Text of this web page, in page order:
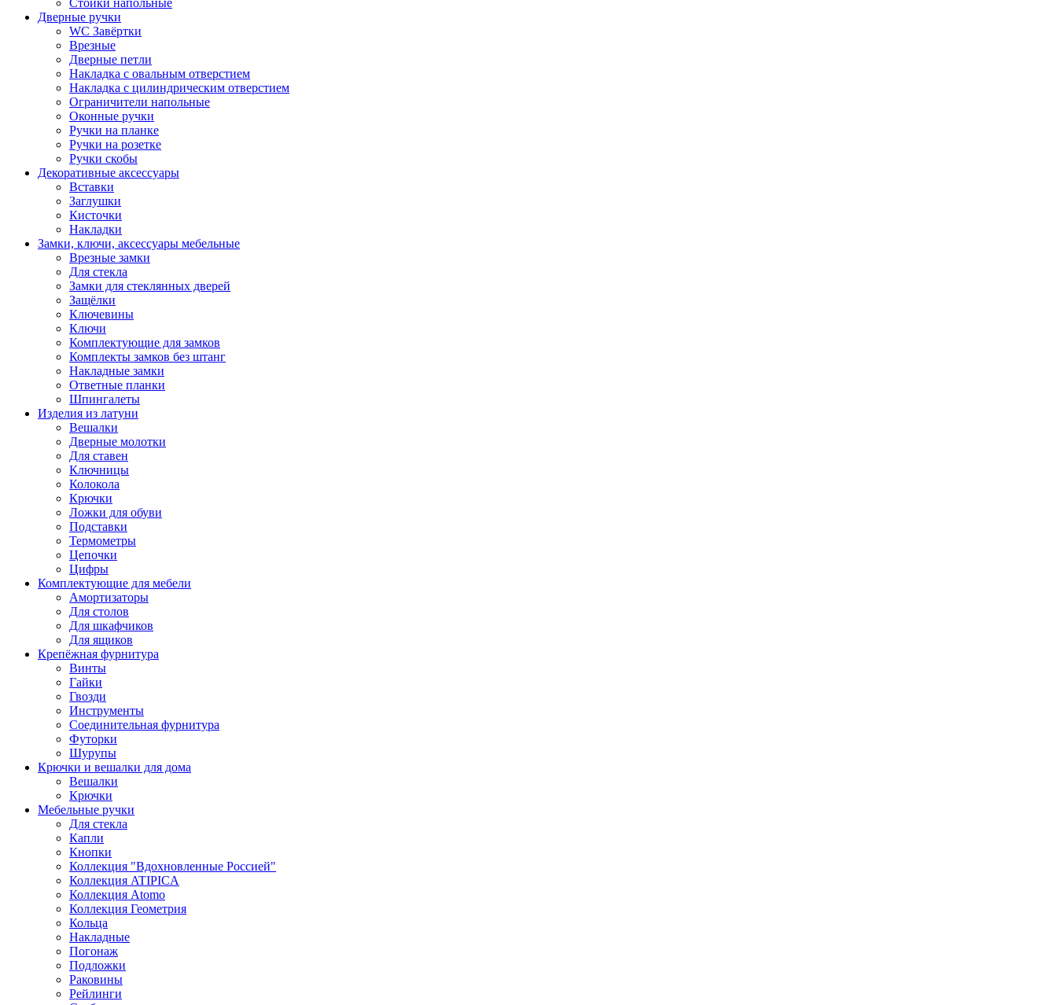
Стойки напольные
Дверные ручки
WC Завёртки
Врезные
Дверные петли
Накладка с овальным отверстием
Накладка с цилиндрическим отверстием
Ограничители напольные
Оконные ручки
Ручки на планке
Ручки на розетке
Ручки скобы
Декоративные аксессуары
Вставки
Заглушки
Кисточки
Накладки
Замки, ключи, аксессуары мебельные
Врезные замки
Для стекла
Замки для стеклянных дверей
Защёлки
Ключевины
Ключи
Комплектующие для замков
Комплекты замков без штанг
Накладные замки
Ответные планки
Шпингалеты
Изделия из латуни
Вешалки
Дверные молотки
Для ставен
Ключницы
Колокола
Крючки
Ложки для обуви
Подставки
Термометры
Цепочки
Цифры
Комплектующие для мебели
Амортизаторы
Для столов
Для шкафчиков
Для ящиков
Крепёжная фурнитура
Винты
Гайки
Гвозди
Инструменты
Соединительная фурнитура
Футорки
Шурупы
Крючки и вешалки для дома
Вешалки
Крючки
Мебельные ручки
Для стекла
Капли
Кнопки
Коллекция "Вдохновленные Россией"
Коллекция ATIPICA
Коллекция Atomo
Коллекция Геометрия
Кольца
Накладные
Погонаж
Подложки
Раковины
Рейлинги